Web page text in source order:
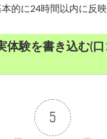
的に24時間以内に反
体験を書き込む(
5